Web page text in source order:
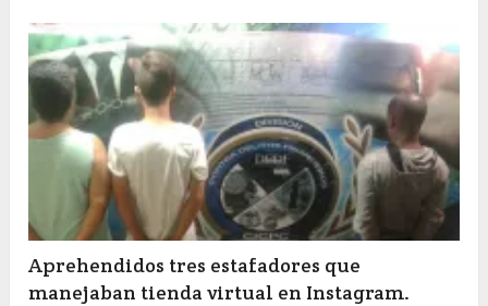
Aprehendidos tres estafadores que
manejaban tienda virtual en Instagram.